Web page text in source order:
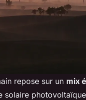
repose sur un mix